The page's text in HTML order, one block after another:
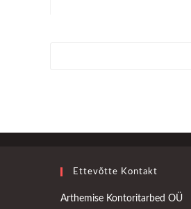
Ettevõtte Kontakt
Arthemise Kontoritarbed OÜ